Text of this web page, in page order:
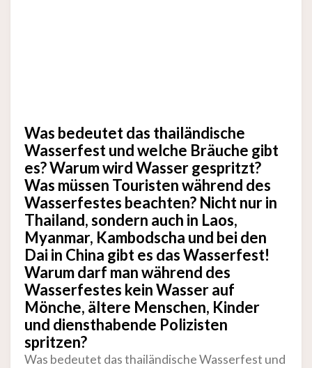
Was bedeutet das thailändische
Wasserfest und welche Bräuche gibt
es? Warum wird Wasser gespritzt?
Was müssen Touristen während des
Wasserfestes beachten? Nicht nur in
Thailand, sondern auch in Laos,
Myanmar, Kambodscha und bei den
Dai in China gibt es das Wasserfest!
Warum darf man während des
Wasserfestes kein Wasser auf
Mönche, ältere Menschen, Kinder
und diensthabende Polizisten
spritzen?
Was bedeutet das thailändische Wasserfest und